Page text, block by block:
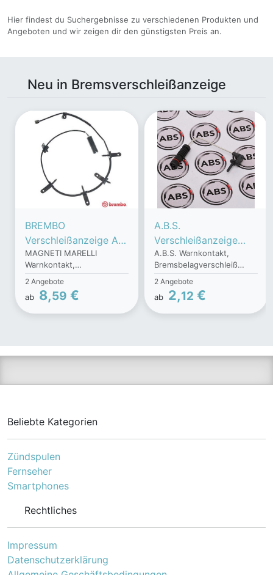
Hier findest du Suchergebnisse zu verschiedenen Produkten und
Angeboten und wir zeigen dir den günstigsten Preis an.
Neu in Bremsverschleißanzeige
BREMBO
Verschleißanzeige A
00 296
Verschleißanzeige
Bremsbeläge,Bremsbe
lagverschleiß
MINI,Schrägheck
MAGNETI MARELLI
Warnkontakt,
Bremsbelagverschleiß
363700400296 für BMW
2 Angebote
ab 8,59 €
A.B.S.
Verschleißanzeige
39501
Verschleißanzeige
Bremsbeläge,Bremsbe
lagverschleiß
MERCEDES-
(S203),190 (W201)
A.B.S. Warnkontakt,
Bremsbelagverschleiß
39501 für Mercedes
Chrysler Fiat / LANCIA
2 Angebote
ab 2,12 €
Beliebte Kategorien
Zündspulen
Fernseher
Smartphones
Rechtliches
Impressum
Datenschutzerklärung